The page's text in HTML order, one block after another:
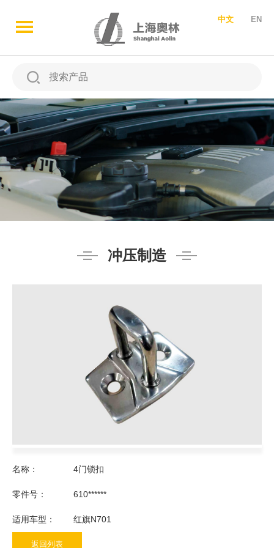
中文 EN
冲压制造
名称： 4门锁扣
零件号： 610******
适用车型： 红旗N701
返回列表